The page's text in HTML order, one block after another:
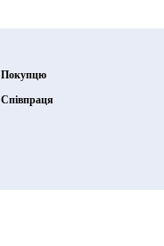
Покупцю
Співпраця